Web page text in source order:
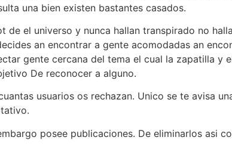
una bien existen bastantes casados.
de el universo y nunca hallan transpirado no
an encontrar a gente acomodadas an
gente cercana del tema el cual la zapatilla y
De reconocer a alguno.
usuarios os rechazan. Unico se te avisa
posee publicaciones. De eliminarlos asi­